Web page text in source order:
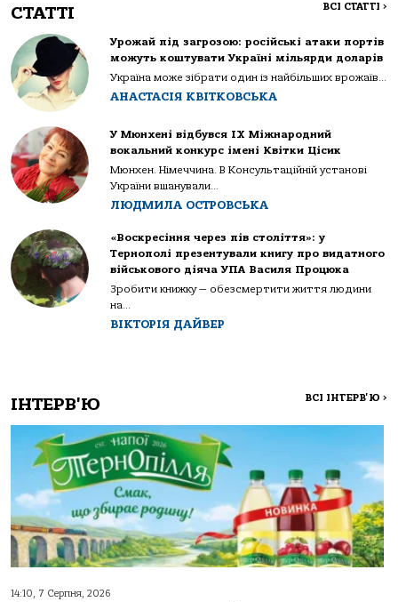
СТАТТІ ВСІ СТАТТІ >
Урожай під загрозою: російські атаки портів
можуть коштувати Україні мільярди доларів
Україна може зібрати один із найбільших врожаїв...
АНАСТАСІЯ КВІТКОВСЬКА
У Мюнхені відбувся IX Міжнародний
вокальний конкурс імені Квітки Цісик
Мюнхен. Німеччина. В Консультаційній установі
України вшанували...
ЛЮДМИЛА ОСТРОВСЬКА
«Воскресіння через пів століття»: у
Тернополі презентували книгу про видатного
військового діяча УПА Василя Процюка
Зробити книжку — обезсмертити життя людини
на...
ВІКТОРІЯ ДАЙВЕР
ІНТЕРВ'Ю ВСІ ІНТЕРВ'Ю >
14:10, 7 Серпня, 2026